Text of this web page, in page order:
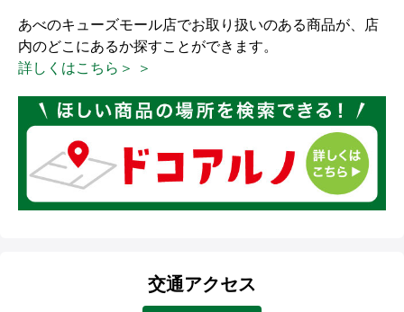
あべのキューズモール店でお取り扱いのある商品が、店
内のどこにあるか探すことができます。
詳しくはこちら＞ ＞
交通アクセス